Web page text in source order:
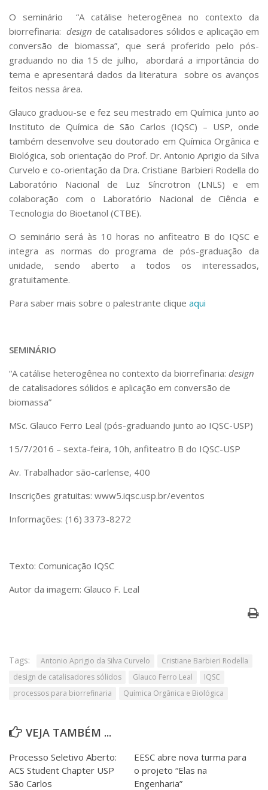
O seminário “A catálise heterogênea no contexto da
biorrefinaria: design de catalisadores sólidos e aplicação em
conversão de biomassa”, que será proferido pelo pós-
graduando no dia 15 de julho, abordará a importância do
tema e apresentará dados da literatura sobre os avanços
feitos nessa área.
Glauco graduou-se e fez seu mestrado em Química junto ao
Instituto de Química de São Carlos (IQSC) – USP, onde
também desenvolve seu doutorado em Química Orgânica e
Biológica, sob orientação do Prof. Dr. Antonio Aprigio da Silva
Curvelo e co-orientação da Dra. Cristiane Barbieri Rodella do
Laboratório Nacional de Luz Síncrotron (LNLS) e em
colaboração com o Laboratório Nacional de Ciência e
Tecnologia do Bioetanol (CTBE).
O seminário será às 10 horas no anfiteatro B do IQSC e
integra as normas do programa de pós-graduação da
unidade, sendo aberto a todos os interessados,
gratuitamente.
Para saber mais sobre o palestrante clique aqui
SEMINÁRIO
“A catálise heterogênea no contexto da biorrefinaria: design
de catalisadores sólidos e aplicação em conversão de
biomassa”
MSc. Glauco Ferro Leal (pós-graduando junto ao IQSC-USP)
15/7/2016 – sexta-feira, 10h, anfiteatro B do IQSC-USP
Av. Trabalhador são-carlense, 400
Inscrições gratuitas: www5.iqsc.usp.br/eventos
Informações: (16) 3373-8272
Texto: Comunicação IQSC
Autor da imagem: Glauco F. Leal
Tags: Antonio Aprigio da Silva Curvelo
Cristiane Barbieri Rodella
design de catalisadores sólidos
Glauco Ferro Leal
IQSC
processos para biorrefinaria
Química Orgânica e Biológica
VEJA TAMBÉM ...
Processo Seletivo Aberto:
ACS Student Chapter USP
São Carlos
EESC abre nova turma para
o projeto “Elas na
Engenharia”